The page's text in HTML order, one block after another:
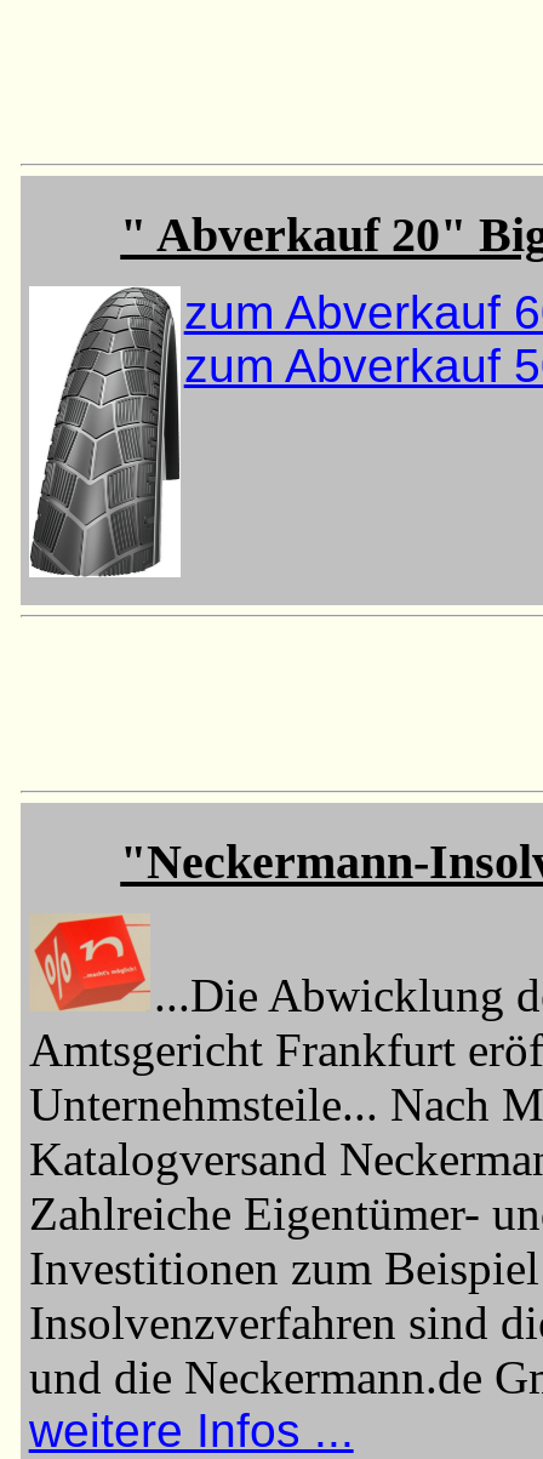
" Abverkauf 20"
zum Abverkauf
zum Abverkauf
"Neckermann-
...Die Abwicklung
Amtsgericht Frankfurt
Unternehmsteile... Nach
Katalogversand
Zahlreiche Eigentümer-
Investitionen zum
Insolvenzverfahren sind
und die Neckermann.de
weitere Infos ...